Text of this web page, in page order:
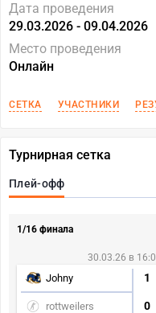
Дата проведения
29.03.2026 - 09.04.2026
Место проведения
Онлайн
СЕТКА УЧАСТНИКИ
Турнирная сетка
Плей-офф
1/16 финала
30.03.26 в
Johny 1
rottweilers 0